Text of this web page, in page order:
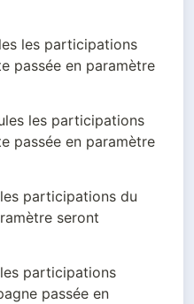
les participations
passée en paramètre
les participations
passée en paramètre
participations du
seront
participations
passée en